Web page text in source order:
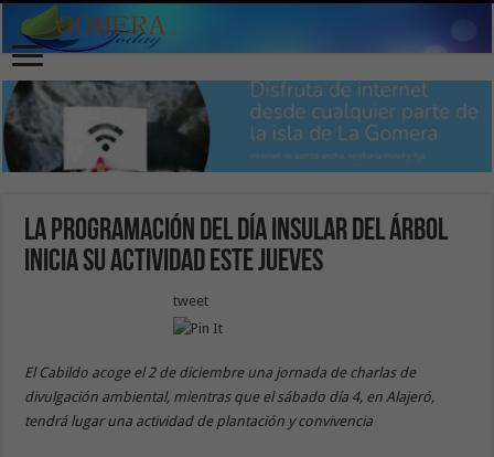
La programación del Día insular del Árbol
inicia su actividad este jueves
tweet
El Cabildo acoge el 2 de diciembre una jornada de charlas de
divulgación ambiental, mientras que el sábado día 4, en Alajeró,
tendrá lugar una actividad de plantación y convivencia